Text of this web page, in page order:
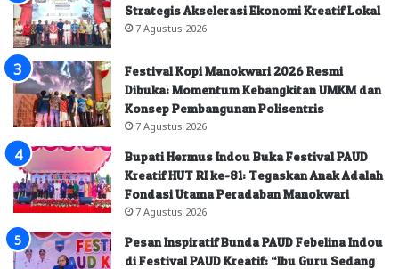
Strategis Akselerasi Ekonomi Kreatif Lokal
7 Agustus 2026
Festival Kopi Manokwari 2026 Resmi
Dibuka: Momentum Kebangkitan UMKM dan
Konsep Pembangunan Polisentris
7 Agustus 2026
Bupati Hermus Indou Buka Festival PAUD
Kreatif HUT RI ke-81: Tegaskan Anak Adalah
Fondasi Utama Peradaban Manokwari
7 Agustus 2026
Pesan Inspiratif Bunda PAUD Febelina Indou
di Festival PAUD Kreatif: “Ibu Guru Sedang